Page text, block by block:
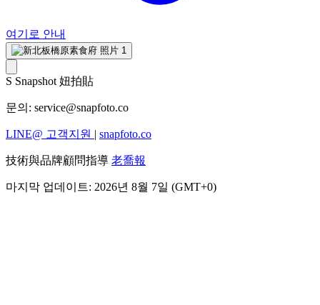
여기로 안내
S Snapshot 妞拍貼
문의: service@snapfoto.co
LINE@ 고객지원 | snapfoto.co
技術與品牌顧問指導 老喬報
마지막 업데이트: 2026년 8월 7일 (GMT+0)